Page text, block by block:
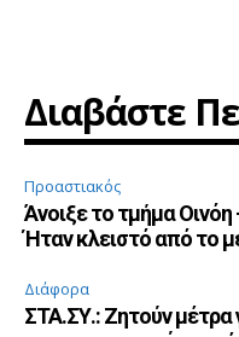
Διαβάστε
Προαστιακός
Άνοιξε το τμήμα
Ήταν κλειστό από το
Διάφορα
ΣΤΑ.ΣΥ.: Ζητούν μέτρα